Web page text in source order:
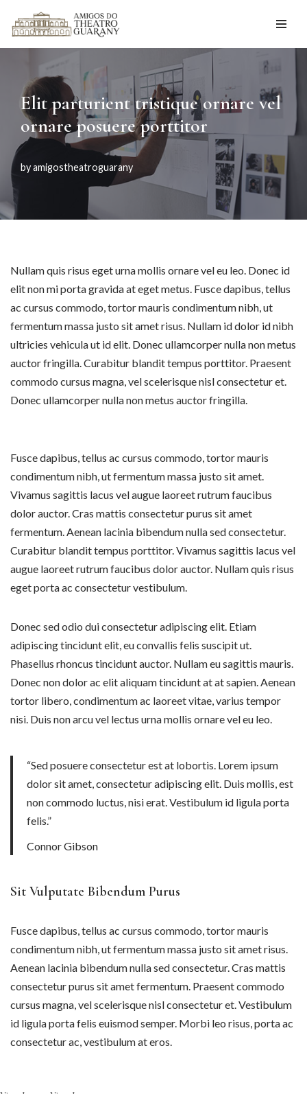
Skip
content
Elit parturient tristique ornare vel
ornare posuere porttitor
byamigostheatroguarany
Nullam quis risus eget urna mollis ornare vel eu leo. Donec id
elit non mi porta gravida at eget metus. Fusce dapibus, tellus
ac cursus commodo, tortor mauris condimentum nibh, ut
fermentum massa justo sit amet risus. Nullam id dolor id nibh
ultricies vehicula ut id elit. Donec ullamcorper nulla non metus
auctor fringilla. Curabitur blandit tempus porttitor. Praesent
commodo cursus magna, vel scelerisque nisl consectetur et.
Donec ullamcorper nulla non metus auctor fringilla.
Fusce dapibus, tellus ac cursus commodo, tortor mauris
condimentum nibh, ut fermentum massa justo sit amet.
Vivamus sagittis lacus vel augue laoreet rutrum faucibus
dolor auctor. Cras mattis consectetur purus sit amet
fermentum. Aenean lacinia bibendum nulla sed consectetur.
Curabitur blandit tempus porttitor. Vivamus sagittis lacus vel
augue laoreet rutrum faucibus dolor auctor. Nullam quis risus
eget porta ac consectetur vestibulum.
Donec sed odio dui consectetur adipiscing elit. Etiam
adipiscing tincidunt elit, eu convallis felis suscipit ut.
Phasellus rhoncus tincidunt auctor. Nullam eu sagittis mauris.
Donec non dolor ac elit aliquam tincidunt at at sapien. Aenean
tortor libero, condimentum ac laoreet vitae, varius tempor
nisi. Duis non arcu vel lectus urna mollis ornare vel eu leo.
“Sed posuere consectetur est at lobortis. Lorem ipsum
dolor sit amet, consectetur adipiscing elit. Duis mollis, est
non commodo luctus, nisi erat. Vestibulum id ligula porta
felis.”
Connor Gibson
Sit Vulputate Bibendum Purus
Fusce dapibus, tellus ac cursus commodo, tortor mauris
condimentum nibh, ut fermentum massa justo sit amet risus.
Aenean lacinia bibendum nulla sed consectetur. Cras mattis
consectetur purus sit amet fermentum. Praesent commodo
cursus magna, vel scelerisque nisl consectetur et. Vestibulum
id ligula porta felis euismod semper. Morbi leo risus, porta ac
consectetur ac, vestibulum at eros.